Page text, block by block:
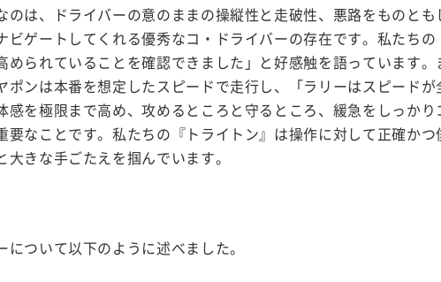
のは、ドライバーの意のままの操縦性と走破性、悪路をものとも
ゲートしてくれる優秀なコ・ドライバーの存在です。私たちの
められていることを確認できました」と好感触を語っています。
ポンは本番を想定したスピードで走行し、「ラリーはスピードが
感を極限まで高め、攻めるところと守るところ、緩急をしっかり
要なことです。私たちの『トライトン』は操作に対して正確かつ
きな手ごたえを掴んでいます。
ついて以下のように述べました。